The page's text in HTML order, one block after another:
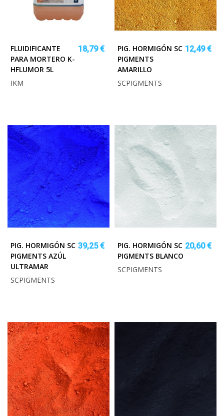
FLUIDIFICANTE
PARA MORTERO K-
HFLUMOR 5L
18,79 €
IKM
PIG. HORMIGÓN SC
PIGMENTS
AMARILLO
12,49 €
SCPIGMENTS
PIG. HORMIGÓN SC
PIGMENTS AZÚL
ULTRAMAR
39,25 €
SCPIGMENTS
PIG. HORMIGÓN SC
PIGMENTS BLANCO
20,60 €
SCPIGMENTS